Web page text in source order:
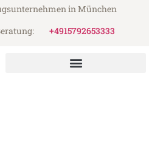
in München
+4915792653333